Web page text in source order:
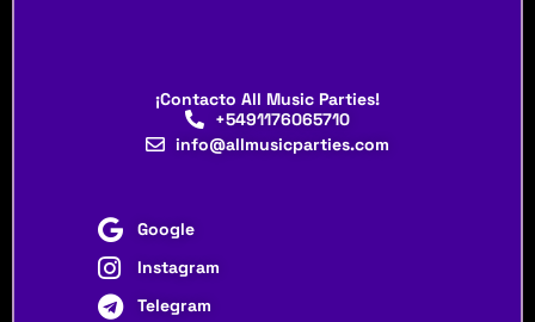
¡Contacto All Music Parties!
+5491176065710
info@allmusicparties.com
Google
Instagram
Telegram